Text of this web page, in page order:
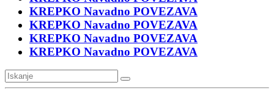
KREPKO Navadno POVEZAVA
KREPKO Navadno POVEZAVA
KREPKO Navadno POVEZAVA
KREPKO Navadno POVEZAVA